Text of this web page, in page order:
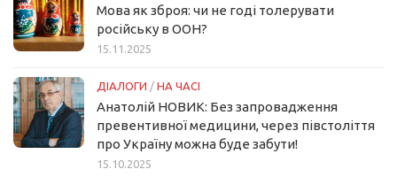
Мова як зброя: чи не годі толерувати
російську в ООН?
15.11.2025
ДІАЛОГИ / НА ЧАСІ
Анатолій НОВИК: Без запровадження
превентивної медицини, через півстоліття
про Україну можна буде забути!
15.10.2025